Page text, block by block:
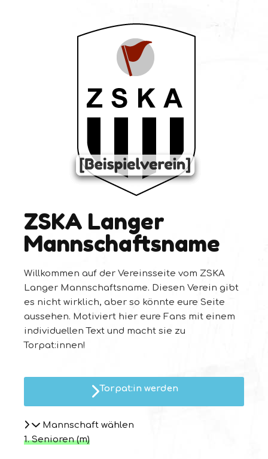
ZSKA Langer
Mannschaftsname
Willkommen auf der Vereinsseite vom ZSKA
Langer Mannschaftsname. Diesen Verein gibt
es nicht wirklich, aber so könnte eure Seite
aussehen. Motiviert hier eure Fans mit einem
individuellen Text und macht sie zu
Torpat:innen!
Torpat:in werden
Mannschaft wählen
1. Senioren (m)